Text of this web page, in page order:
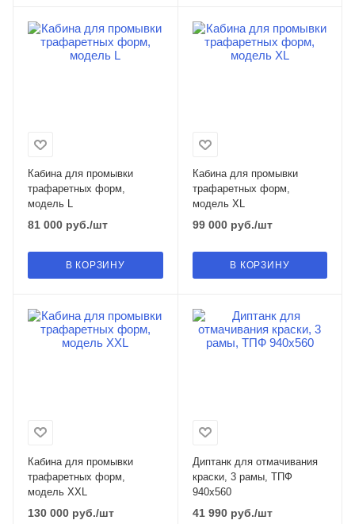
Кабина для промывки
трафаретных форм,
модель L
81 000 руб./шт
В КОРЗИНУ
Кабина для промывки
трафаретных форм,
модель XL
99 000руб./шт
В КОРЗИНУ
Кабина для промывки
трафаретных форм,
модель XXL
130 000 руб./шт
Диптанк для отмачивания
краски, 3 рамы, ТПФ
940х560
41 990руб./шт